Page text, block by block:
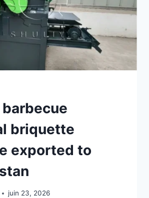
briquette
exported to
juin 23, 2026